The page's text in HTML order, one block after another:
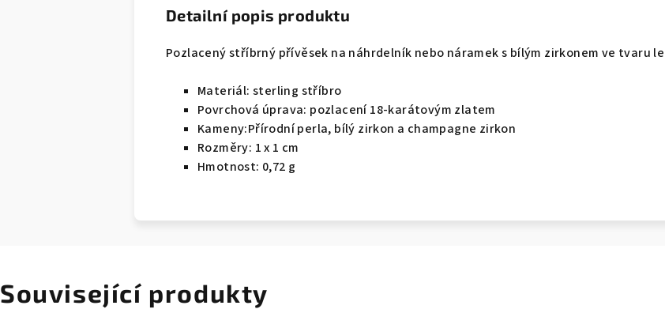
Detailní popis produktu
Pozlacený stříbrný přívěsek na náhrdelník nebo náramek s bílým zirkonem ve tvaru
Materiál: sterling stříbro
Povrchová úprava: pozlacení 18-karátovým zlatem
Kameny:Přírodní perla, bílý zirkon a champagne zirkon
Rozměry: 1 x 1 cm
Hmotnost: 0,72 g
Související produkty